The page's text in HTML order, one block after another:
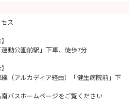
web）・面接
いて
類を確認し、応募いただいた方へ受
案内を郵送いたします
てお知らせいたします
業務上支障がない健康状態であること
あること
家試験に合格すること
ス
動公園前駅」下車、徒歩7分
（アルカディア経由）「健生病院前」下
スホームページをご覧ください